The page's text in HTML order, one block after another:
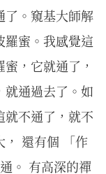
了。窺基大師解
蜜。我感覺這
，它就通了，
就通過去了。如
就不通了，就不
， 還有個 「作
。 有高深的禪